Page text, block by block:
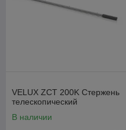
VELUX ZCT 200K Стержень
телескопический
В наличии